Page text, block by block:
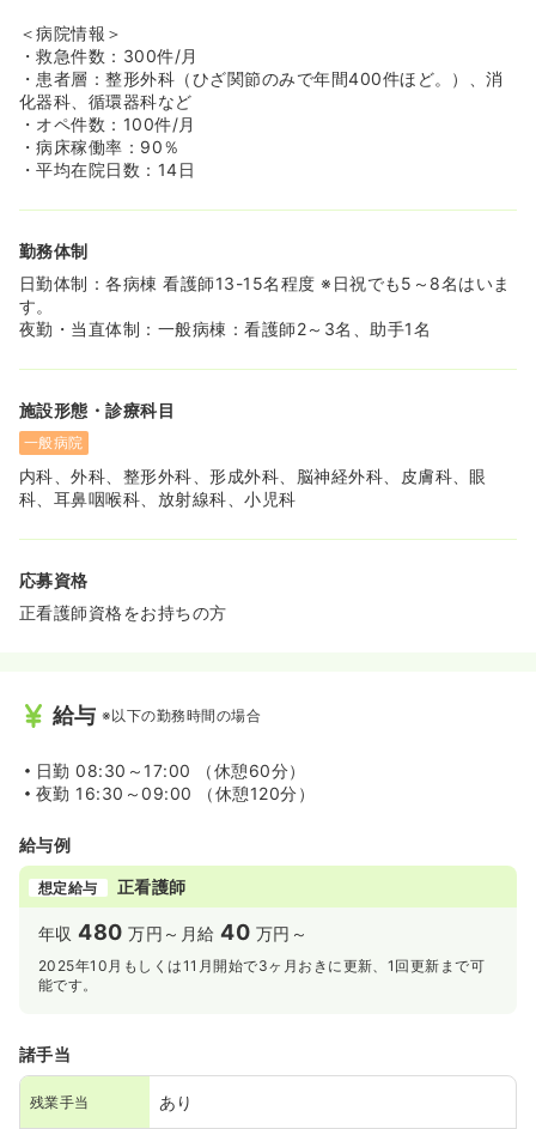
＜病院情報＞
・救急件数：300件/月
・患者層：整形外科（ひざ関節のみで年間400件ほど。）、消
化器科、循環器科など
・オペ件数：100件/月
・病床稼働率：90％
・平均在院日数：14日
勤務体制
日勤体制：各病棟 看護師13-15名程度 ※日祝でも5～8名はいま
す。
夜勤・当直体制：一般病棟：看護師2～3名、助手1名
施設形態・診療科目
一般病院
内科、外科、整形外科、形成外科、脳神経外科、皮膚科、眼
科、耳鼻咽喉科、放射線科、小児科
応募資格
正看護師資格をお持ちの方
給与 ※以下の勤務時間の場合
日勤 08:30～17:00 （休憩60分）
夜勤 16:30～09:00 （休憩120分）
給与例
想定給与 正看護師
年収480 万円～ 月給40 万円～
2025年10月もしくは11月開始で3ヶ月おきに更新、1回更新まで可
能です。
諸手当
残業手当 あり